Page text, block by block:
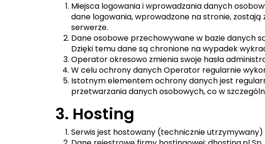
Miejsca logowania i wprowadzania danych
dane logowania, wprowadzone na stronie,
serwerze.
Dane osobowe przechowywane w bazie danych
Dzięki temu dane są chronione na wypadek
Operator okresowo zmienia swoje hasła
W celu ochrony danych Operator regularnie
Istotnym elementem ochrony danych jest
przetwarzania danych osobowych, co w
3. Hosting
Serwis jest hostowany (technicznie